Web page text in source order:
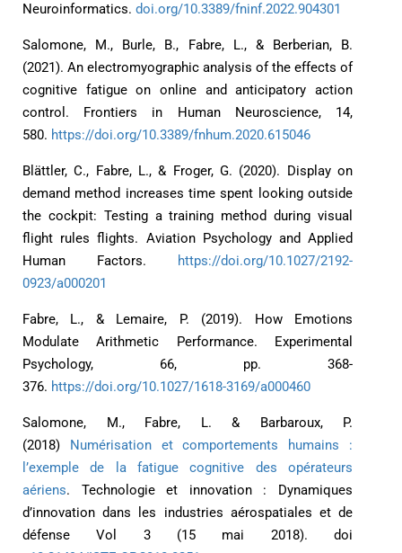
Neuroinformatics. doi.org/10.3389/fninf.2022.904301
Salomone, M., Burle, B., Fabre, L., & Berberian, B.
(2021). An electromyographic analysis of the effects of
cognitive fatigue on online and anticipatory action
control. Frontiers in Human Neuroscience, 14,
580. https://doi.org/10.3389/fnhum.2020.615046
Blättler, C., Fabre, L., & Froger, G. (2020). Display on
demand method increases time spent looking outside
the cockpit: Testing a training method during visual
flight rules flights. Aviation Psychology and Applied
Human Factors.
https://doi.org/10.1027/2192-
0923/a000201
Fabre, L., & Lemaire, P. (2019). How Emotions
Modulate Arithmetic Performance. Experimental
Psychology, 66, pp. 368-
376. https://doi.org/10.1027/1618-3169/a000460
Salomone, M., Fabre, L. & Barbaroux, P.
(2018) Numérisation et comportements humains :
l’exemple de la fatigue cognitive des opérateurs
aériens. Technologie et innovation : Dynamiques
d’innovation dans les industries aérospatiales et de
défense Vol 3 (15 mai 2018). doi